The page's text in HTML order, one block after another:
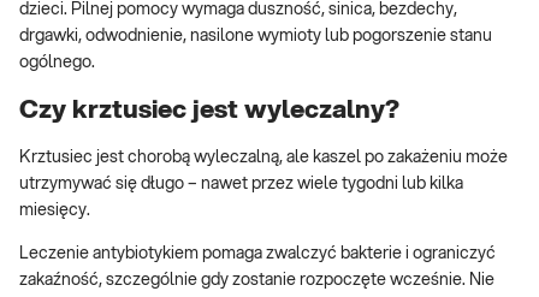
dzieci. Pilnej pomocy wymaga duszność, sinica, bezdechy,
drgawki, odwodnienie, nasilone wymioty lub pogorszenie stanu
ogólnego.
Czy krztusiec jest wyleczalny?
Krztusiec jest chorobą wyleczalną, ale kaszel po zakażeniu może
utrzymywać się długo – nawet przez wiele tygodni lub kilka
miesięcy.
Leczenie antybiotykiem pomaga zwalczyć bakterie i ograniczyć
zakaźność, szczególnie gdy zostanie rozpoczęte wcześnie. Nie